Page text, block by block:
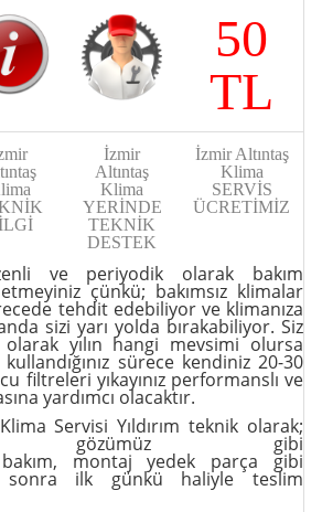
50
TL
İzmir
Altıntaş
Klima
YERİNDE
TEKNİK
DESTEK
İzmir Altıntaş
Klima
SERVİS
ÜCRETİMİZ
ve periyodik olarak bakım
çünkü; bakımsız klimalar
tehdit edebiliyor ve klimanıza
sizi yarı yolda bırakabiliyor. Siz
olarak yılın hangi mevsimi olursa
kullandığınız sürece kendiniz 20-30
filtreleri yıkayınız performanslı ve
yardımcı olacaktır.
Servisi Yıldırım teknik olarak;
gözümüz gibi
bakım, montaj yedek parça gibi
sonra ilk günkü haliyle teslim